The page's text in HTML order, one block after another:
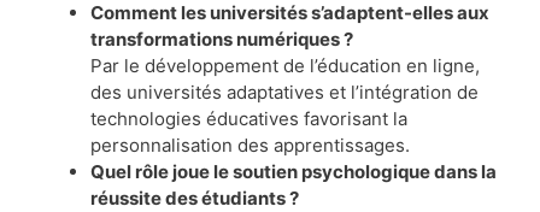
Comment les universités s’adaptent-elles aux
transformations numériques ?
Par le développement de l’éducation en ligne,
des universités adaptatives et l’intégration de
technologies éducatives favorisant la
personnalisation des apprentissages.
Quel rôle joue le soutien psychologique dans la
réussite des étudiants ?